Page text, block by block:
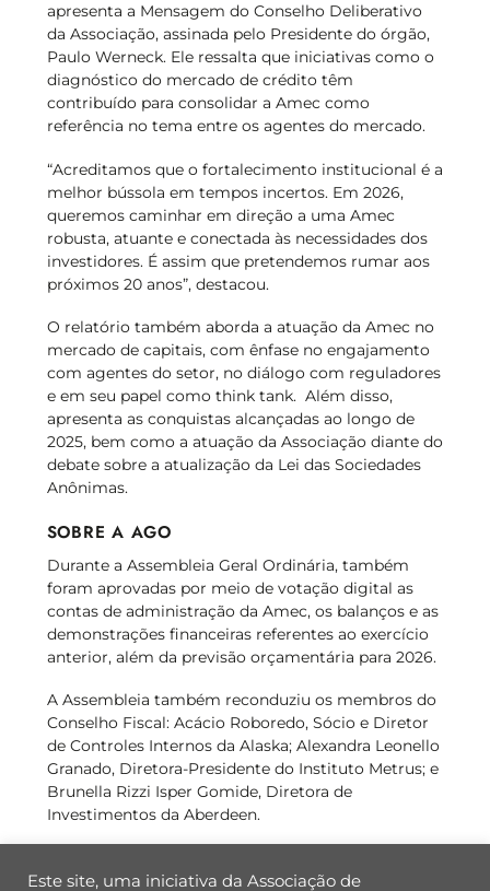
apresenta a Mensagem do Conselho Deliberativo
da Associação, assinada pelo Presidente do órgão,
Paulo Werneck. Ele ressalta que iniciativas como o
diagnóstico do mercado de crédito têm
contribuído para consolidar a Amec como
referência no tema entre os agentes do mercado.
“Acreditamos que o fortalecimento institucional é a
melhor bússola em tempos incertos. Em 2026,
queremos caminhar em direção a uma Amec
robusta, atuante e conectada às necessidades dos
investidores. É assim que pretendemos rumar aos
próximos 20 anos”, destacou.
O relatório também aborda a atuação da Amec no
mercado de capitais, com ênfase no engajamento
com agentes do setor, no diálogo com reguladores
e em seu papel como think tank. Além disso,
apresenta as conquistas alcançadas ao longo de
2025, bem como a atuação da Associação diante do
debate sobre a atualização da Lei das Sociedades
Anônimas.
SOBRE A AGO
Durante a Assembleia Geral Ordinária, também
foram aprovadas por meio de votação digital as
contas de administração da Amec, os balanços e as
demonstrações financeiras referentes ao exercício
anterior, além da previsão orçamentária para 2026.
A Assembleia também reconduziu os membros do
Conselho Fiscal: Acácio Roboredo, Sócio e Diretor
de Controles Internos da Alaska; Alexandra Leonello
Granado, Diretora-Presidente do Instituto Metrus; e
Brunella Rizzi Isper Gomide, Diretora de
Investimentos da Aberdeen.
Este site, uma iniciativa da Associação de